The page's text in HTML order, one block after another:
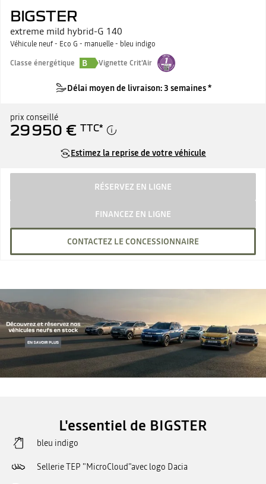
BIGSTER
extreme mild hybrid-G 140
Véhicule neuf - Eco G - manuelle - bleu indigo
Classe énergétique
B Vignette Crit'Air
Délai moyen de livraison: 3 semaines *
prix conseillé
29 950 € TTC*
Estimez la reprise de votre véhicule
RÉSERVEZ EN LIGNE
FINANCEZ EN LIGNE
CONTACTEZ LE CONCESSIONNAIRE
L'essentiel de BIGSTER
bleu indigo
Sellerie TEP "MicroCloud"avec logo Dacia